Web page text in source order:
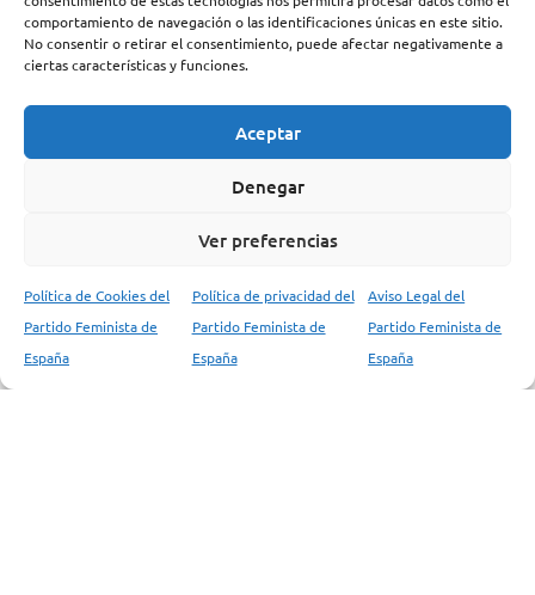
comportamiento de navegación o las identificaciones únicas en este sitio.
No consentir o retirar el consentimiento, puede afectar negativamente a
ciertas características y funciones.
Aceptar
Denegar
Ver preferencias
Política de Cookies del
Partido Feminista de
España
Política de privacidad del
Partido Feminista de
España
Aviso Legal del
Partido Feminista de
España
Calle Magdalena Nº 29, 28012 Madrid
agitprop@partidofeminista.es
Aviso legal
Política de privacidad
Política de redes sociales
Política de cookies